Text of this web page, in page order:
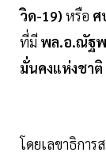
วิด-19) หรือ ศ
ที่มี พล.อ.ณัฐพ
มั่นคงแห่งชาติ
โดยเลขาธิกา